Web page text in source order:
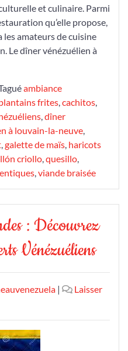
et culinaire. Parmi
qu’elle propose,
les amateurs de cuisine
Le dîner vénézuélien à
ambiance
frites cachitos
dîner
à louvain-la-neuve
galette de maïs haricots
criollo quesillo
viande braisée
: Découvrez
Vénézuéliens
|
Laisser